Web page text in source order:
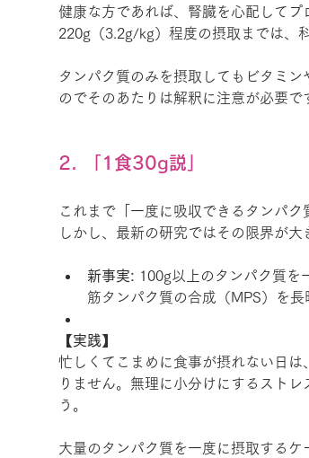
健康な方であれば、腎臓を心配して
220g（3.2g/kg）程度の摂取までは、
タンパク質のみを摂取してもビタミ
のでそのあたりは解釈に注意が必要で
2. 「1食30g説」
これまで「一度に吸収できるタンパ
しかし、最新の研究ではその限界が大
新事実: 100g以上のタンパク質を
筋タンパク質の合成（MPS）を
【実践】
忙しくてこまめに食事が摂れない日
りません。無理に小分けにするスト
う。
大量のタンパク質を一度に摂取する